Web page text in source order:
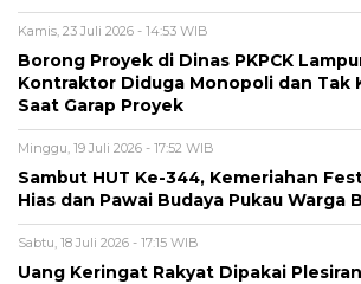
Kamis, 23 Juli 2026 - 14:53 WIB
Borong Proyek di Dinas PKPCK
Kontraktor Diduga Monopoli dan Tak
Saat Garap Proyek
Minggu, 19 Juli 2026 - 17:52 WIB
Sambut HUT Ke-344, Kemeriahan
Hias dan Pawai Budaya Pukau Warga
Sabtu, 18 Juli 2026 - 17:15 WIB
Uang Keringat Rakyat Dipakai